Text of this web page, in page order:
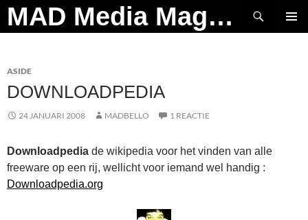
Ga
naar
MAD Media Magazine
Zoeken
ASIDE
DOWNLOADPEDIA
24 JANUARI 2008 MADBELLO 1 REACTIE
Downloadpedia de wikipedia voor het vinden van alle
freeware op een rij, wellicht voor iemand wel handig :
Downloadpedia.org